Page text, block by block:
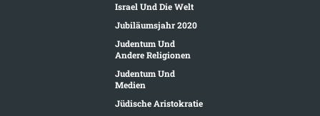
Israel Und Die Welt
Jubiläumsjahr 2020
Judentum Und
Andere Religionen
Judentum Und
Medien
Jüdische Aristokratie